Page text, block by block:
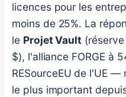
licences pour les
moins de 25%. La
le Projet Vault
$), l'alliance FORGE à
RESourceEU de l'UE
le plus important